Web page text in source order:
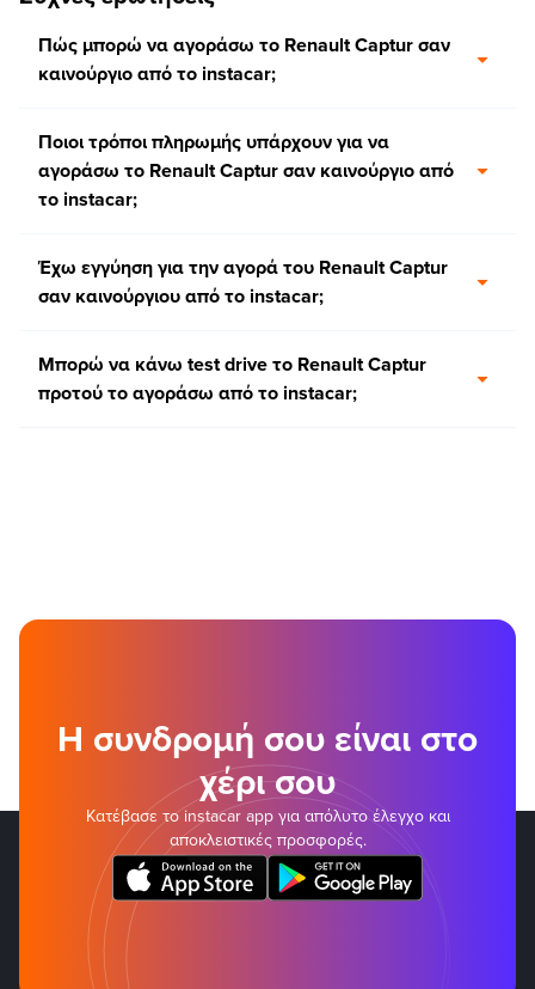
Πώς μπορώ να αγοράσω το Renault Captur σαν
καινούργιο από το instacar;
Ποιοι τρόποι πληρωμής υπάρχουν για να
αγοράσω το Renault Captur σαν καινούργιο από
το instacar;
Έχω εγγύηση για την αγορά του Renault Captur
σαν καινούργιου από το instacar;
Μπορώ να κάνω test drive το Renault Captur
προτού το αγοράσω από το instacar;
Η συνδρομή σου είναι στο
χέρι σου
Κατέβασε το instacar app για απόλυτο έλεγχο και
αποκλειστικές προσφορές.